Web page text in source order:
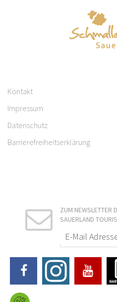
Kontakt
Impressum
Datenschutz
Barrierefreiheitserklärung
ZUM NEWSLETTER
SAUERLAND